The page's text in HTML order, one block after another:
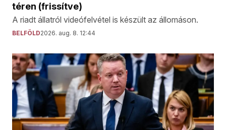
téren (frissítve)
A riadt állatról videófelvétel is készült az állomáson.
BELFÖLD2026. aug. 8. 12:44